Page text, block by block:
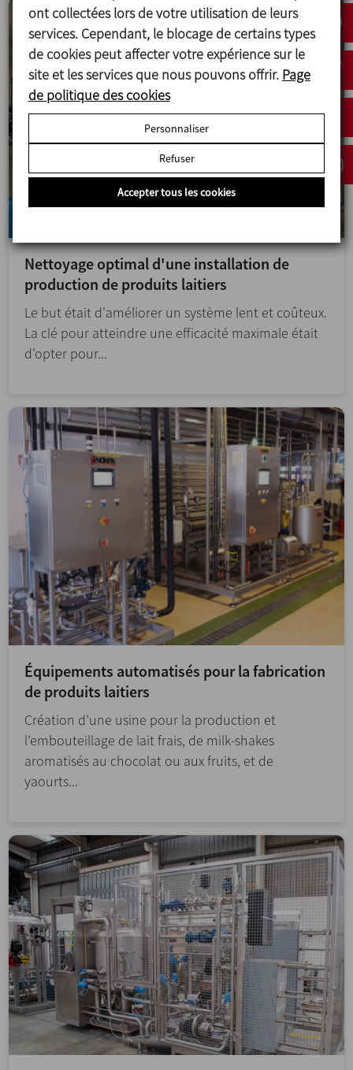
Nettoyage optimal d'une installation de
production de produits laitiers
Le but était d'améliorer un système lent et coûteux.
La clé pour atteindre une efficacité maximale était
d'opter pour...
Équipements automatisés pour la fabrication
de produits laitiers
Création d’une usine pour la production et
l’embouteillage de lait frais, de milk-shakes
aromatisés au chocolat ou aux fruits, et de
yaourts...
ont collectées lors de votre utilisation de leurs
services. Cependant, le blocage de certains types
de cookies peut affecter votre expérience sur le
site et les services que nous pouvons offrir. Page
de politique des cookies
Personnaliser
Refuser
Accepter tous les cookies